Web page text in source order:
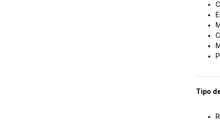
Tipo